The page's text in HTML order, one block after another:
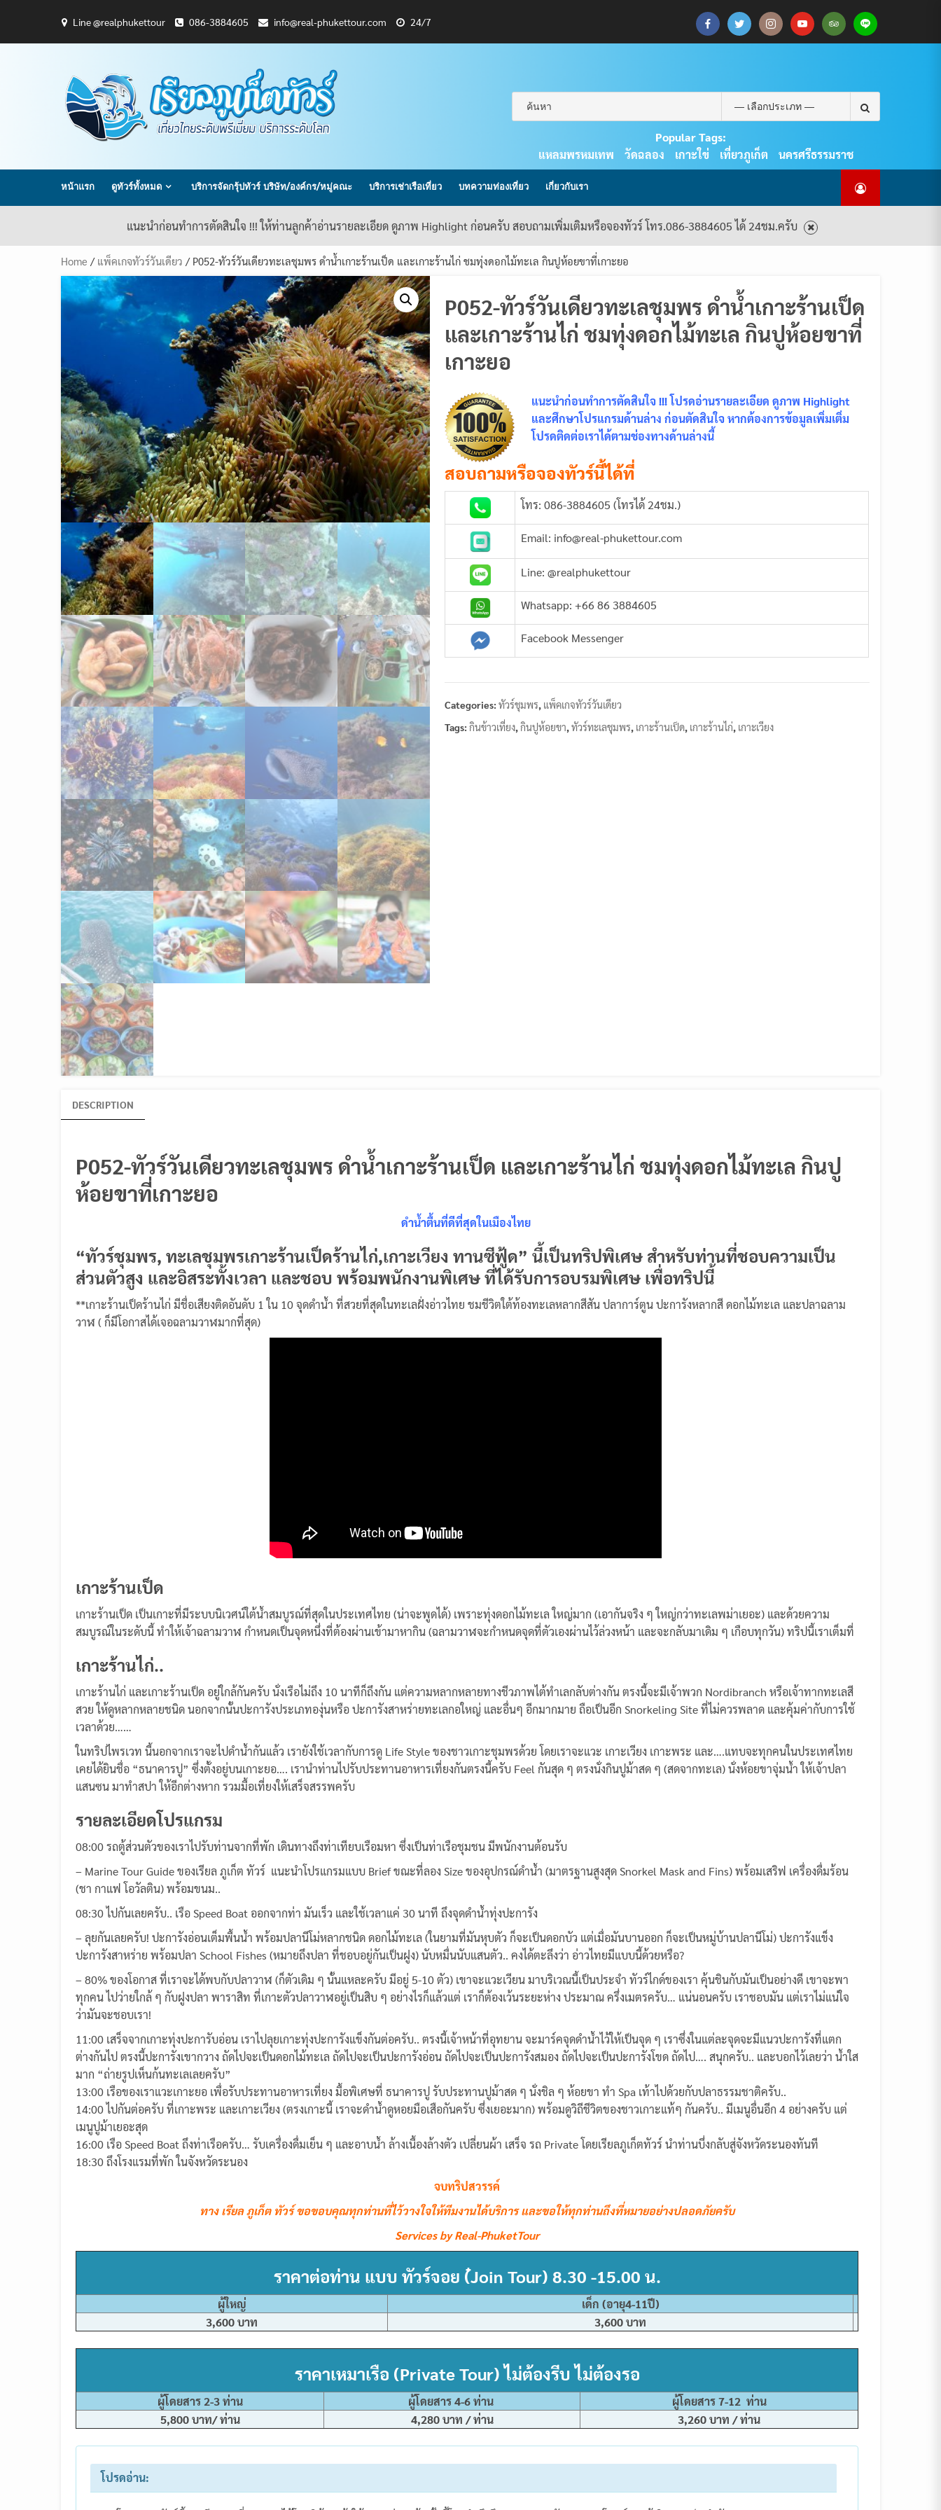
content
Line @realphukettour 086-3884605 info@real-phukettour.com
24/7
CHECKOUT
SAMPLE
บทความ
ยินดี
PHUKET
เกี่ยว
แพ็คเกจ
Search
for:
Popular Tags:
แหลมพรหมเทพ
วัดฉลอง เกาะใข่ เที่ยวภูเก็ต นครศรีธรรมราช
หน้าแรก ดูทัวร์ทั้งหมด บริการจัดกรุ้ปทัวร์ บริษัท/องค์กร/หมู่คณะ บริการเช่าเรือเที่ยว บทความท่องเที่ยว เกี่ยวกับเรา
แนะนำก่อนทำการตัดสินใจ !!! ให้ท่านลูกค้าอ่านรายละเอียด ดูภาพ Highlight ก่อนครับ สอบถามเพิ่มเติมหรือจองทัวร์ โทร.086-3884605 ได้ 24ชม.ครับ
Home / แพ็คเกจทัวร์วันเดียว / P052-ทัวร์วันเดียวทะเลชุมพร ดำน้ำเกาะร้านเป็ด และเกาะร้านไก่ ชมทุ่งดอกไม้ทะเล กินปูห้อยขาที่เกาะยอ
P052-ทัวร์วันเดียวทะเลชุมพร ดำน้ำเกาะร้านเป็ด
และเกาะร้านไก่ ชมทุ่งดอกไม้ทะเล กินปูห้อยขาที่
เกาะยอ
แนะนำก่อนทำการตัดสินใจ !!! โปรดอ่านรายละเอียด ดูภาพ Highlight
และศึกษาโปรแกรมด้านล่าง ก่อนตัดสินใจ หากต้องการข้อมูลเพิ่มเติ่ม
โปรดติดต่อเราได้ตามช่องทางด้านล่างนี้
สอบถามหรือจองทัวร์นี้ได้ที่
โทร: 086-3884605 (โทรได้ 24ชม.)
Email: info@real-phukettour.com
Line: @realphukettour
Whatsapp: +66 86 3884605
Facebook Messenger
Categories:ทัวร์ชุมพร, แพ็คเกจทัวร์วันเดียว
Tags:กินข้าวเที่ยง,กินปูห้อยขา,ทัวร์ทะเลชุมพร, เกาะร้านเป็ด, เกาะร้านไก่, เกาะเวียง
DESCRIPTION
P052-ทัวร์วันเดียวทะเลชุมพร ดำน้ำเกาะร้านเป็ด และเกาะร้านไก่ ชมทุ่งดอกไม้ทะเล กินปู
ห้อยขาที่เกาะยอ
ดำน้ำตื้นที่ดีที่สุดในเมืองไทย
“ทัวร์ชุมพร, ทะเลชุมพรเกาะร้านเป็ดร้านไก่,เกาะเวียง ทานซีฟู้ด” นี้เป็นทริปพิเศษ สำหรับท่านที่ชอบความเป็น
ส่วนตัวสูง และอิสระทั้งเวลา และชอบ พร้อมพนักงานพิเศษ ที่ได้รับการอบรมพิเศษ เพื่อทริปนี้
**เกาะร้านเป็ดร้านไก่ มีชื่อเสียงติดอันดับ 1 ใน 10 จุดดำน้ำ ที่สวยที่สุดในทะเลฝั่งอ่าวไทย ชมชีวิตใต้ท้องทะเลหลากสีสัน ปลาการ์ตูน ปะการังหลากสี ดอกไม้ทะเล และปลาฉลาม
วาฬ ( ก็มีโอกาสได้เจอฉลามวาฬมากที่สุด)
เกาะร้านเป็ด
เกาะร้านเป็ด เป็นเกาะที่มีระบบนิเวศน์ใต้น้ำสมบูรณ์ที่สุดในประเทศไทย (น่าจะพูดได้) เพราะทุ่งดอกไม้ทะเล ใหญ่มาก (เอากันจริง ๆ ใหญ่กว่าทะเลพม่าเยอะ) และด้วยความ
สมบูรณ์ในระดับนี้ ทำให้เจ้าฉลามวาฬ กำหนดเป็นจุดหนึ่งที่ต้องผ่านเข้ามาหากิน (ฉลามวาฬจะกำหนดจุดที่ตัวเองผ่านไว้ล่วงหน้า และจะกลับมาเดิม ๆ เกือบทุกวัน) ทริปนี้เราเต็มที่
เกาะร้านไก่..
เกาะร้านไก่ และเกาะร้านเป็ด อยู่ใกล้กันครับ นั่งเรือไม่ถึง 10 นาทีก็ถึงกัน แต่ความหลากหลายทางชีวภาพไต้ทำเลกลับต่างกัน ตรงนี้จะมีเจ้าพวก Nordibranch หรือเจ้าทากทะเลสี
สวย ให้ดูหลากหลายชนิด นอกจากนั้นปะการังประเภทองุ่นหรือ ปะการังสาหร่ายทะเลกอใหญ่ และอื่นๆ อีกมากมาย ถือเป็นอีก Snorkeling Site ที่ไม่ควรพลาด และคุ้มค่ากับการใช้
เวลาด้วย……
ในทริปไพรเวท นี้นอกจากเราจะไปดำน้ำกันแล้ว เรายังใช้เวลากับการดู Life Style ของชาวเกาะชุมพรด้วย โดยเราจะแวะ เกาะเวียง เกาะพระ และ….แทบจะทุกคนในประเทศไทย
เคยได้ยินชื่อ “ธนาคารปู” ซึ่งตั้งอยู่บนเกาะยอ…. เรานำท่านไปรับประทานอาหารเที่ยงกันตรงนี้ครับ Feel กันสุด ๆ ตรงนั่งกินปูม้าสด ๆ (สดจากทะเล) นั่งห้อยขาจุ่มน้ำ ให้เจ้าปลา
แสนซน มาทำสปา ให้อีกต่างหาก รวมมื้อเที่ยงให้เสร็จสรรพครับ
รายละเอียดโปรแกรม
08:00 รถตู้ส่วนตัวของเราไปรับท่านจากที่พัก เดินทางถึงท่าเทียบเรือมหา ซึ่งเป็นท่าเรือชุมชน มีพนักงานต้อนรับ
– Marine Tour Guide ของเรียล ภูเก็ต ทัวร์ แนะนำโปรแกรมแบบ Brief ขณะที่ลอง Size ของอุปกรณ์ดำน้ำ (มาตรฐานสูงสุด Snorkel Mask and Fins) พร้อมเสริฟ เครื่องดื่มร้อน
(ชา กาแฟ โอวัลติน) พร้อมขนม..
08:30 ไปกันเลยครับ.. เรือ Speed Boat ออกจากท่า มันเร็ว และใช้เวลาแค่ 30 นาที ถึงจุดดำน้ำทุ่งปะการัง
– ลุยกันเลยครับ! ปะการังอ่อนเต็มพื้นน้ำ พร้อมปลานีโม่หลากชนิด ดอกไม้ทะเล (ในยามที่มันหุบตัว ก็จะเป็นดอกบัว แต่เมื่อมันบานออก ก็จะเป็นหมู่บ้านปลานีโม่) ปะการังแข็ง
ปะการังสาหร่าย พร้อมปลา School Fishes (หมายถึงปลา ที่ชอบอยู่กันเป็นฝูง) นับหมื่นนับแสนตัว.. คงได้ตะลึงว่า อ่าวไทยมีแบบนี้ด้วยหรือ?
– 80% ของโอกาส ที่เราจะได้พบกับปลาวาฬ (ก็ตัวเดิม ๆ นั้นแหละครับ มีอยู่ 5-10 ตัว) เขาจะแวะเวียน มาบริเวณนี้เป็นประจำ ทัวร์ไกด์ของเรา คุ้นชินกับมันเป็นอย่างดี เขาจะพา
ทุกคน ไปว่ายใกล้ ๆ กับฝูงปลา พาราสิท ที่เกาะตัวปลาวาฬอยู่เป็นสิบ ๆ อย่างไรก็แล้วแต่ เราก็ต้องเว้นระยะห่าง ประมาณ ครึ่งเมตรครับ… แน่นอนครับ เราชอบมัน แต่เราไม่แน่ใจ
ว่ามันจะชอบเรา!
11:00 เสร็จจากเกาะทุ่งปะการับอ่อน เราไปลุยเกาะทุ่งปะการังแข็งกันต่อครับ.. ตรงนี้เจ้าหน้าที่อุทยาน จะมาร์คจุดดำน้ำไว้ให้เป็นจุด ๆ เราซึ่งในแต่ละจุดจะมีแนวปะการังที่แตก
ต่างกันไป ตรงนี้ปะการังเขากวาง ถัดไปจะเป็นดอกไม้ทะเล ถัดไปจะเป็นปะการังอ่อน ถัดไปจะเป็นปะการังสมอง ถัดไปจะเป็นปะการังโขด ถัดไป…. สนุกครับ.. และบอกไว้เลยว่า น้ำใส
มาก “ถ่ายรูปเห็นก้นทะเลเลยครับ”
13:00 เรือของเราแวะเกาะยอ เพื่อรับประทานอาหารเที่ยง มื้อพิเศษที่ ธนาคารปู รับประทานปูม้าสด ๆ นั่งชิล ๆ ห้อยขา ทำ Spa เท้าไปด้วยกับปลาธรรมชาติครับ..
14:00 ไปกันต่อครับ ที่เกาะพระ และเกาะเวียง (ตรงเกาะนี้ เราจะดำน้ำดูหอยมือเสือกันครับ ซึ่งเยอะมาก) พร้อมดูวิถีชีวิตของชาวเกาะแท้ๆ กันครับ.. มีเมนูอื่นอีก 4 อย่างครับ แต่
เมนูปูม้าเยอะสุด
16:00 เรือ Speed Boat ถึงท่าเรือครับ… รับเครื่องดื่มเย็น ๆ และอาบน้ำ ล้างเนื้องล้างตัว เปลี่ยนผ้า เสร็จ รถ Private โดยเรียลภูเก็ตทัวร์ นำท่านบึ่งกลับสู่จังหวัดระนองทันที
18:30 ถึงโรงแรมที่พัก ในจังหวัดระนอง
จบทริปสวรรค์
ทาง เรียล ภูเก็ต ทัวร์ ขอขอบคุณทุกท่านที่ไว้วางใจให้ทีมงานได้บริการ และขอให้ทุกท่านถึงที่หมายอย่างปลอดภัยครับ
Services by Real-PhuketTour
ราคาต่อท่าน แบบ ทัวร์จอย (๋Join Tour) 8.30 -15.00 น.
ผู้ใหญ่
เด็ก (อายุ4-11ปี)
3,600 บาท
3,600 บาท
ราคาเหมาเรือ (Private Tour) ไม่ต้องรีบ ไม่ต้องรอ
ผู้โดยสาร 2-3 ท่าน ผู้โดยสาร 4-6 ท่าน
ผู้โดยสาร 7-12 ท่าน
5,800 บาท/ ท่าน
4,280 บาท / ท่าน 3,260 บาท / ท่าน
โปรดอ่าน: